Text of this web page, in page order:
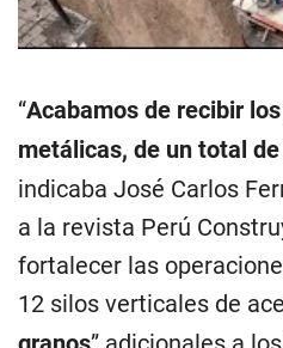
“Acabamos de recibir
metálicas, de un total
indicaba José Carlos
a la revista Perú
fortalecer las
12 silos verticales de